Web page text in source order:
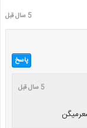
5 سال قبل
پاسخ
5 سال قبل